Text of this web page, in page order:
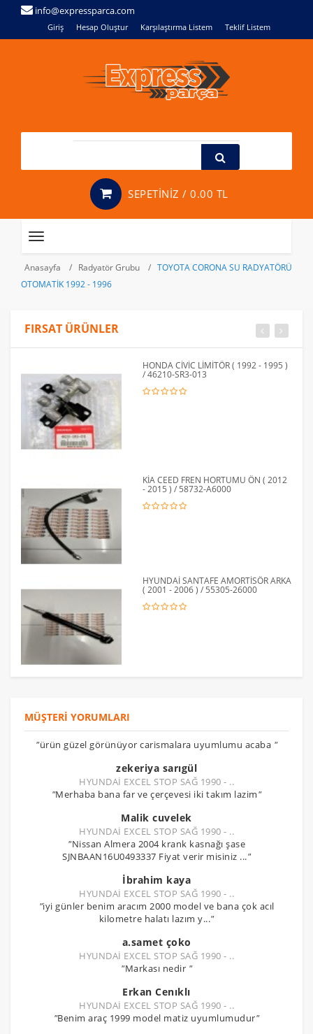
info@expressparca.com
Giriş Hesap Oluştur Karşılaştırma Listem Teklif Listem
SEPETİNİZ / 0.00 TL
Toggle
Anasayfa
Radyatör Grubu
TOYOTA CORONA SU RADYATÖRÜ
OTOMATİK 1992 - 1996
FIRSAT ÜRÜNLER
HONDA CİVİC LİMİTÖR ( 1992 - 1995 )
/ 46210-SR3-013
KİA CEED FREN HORTUMU ÖN ( 2012
- 2015 ) / 58732-A6000
HYUNDAİ SANTAFE AMORTİSÖR ARKA
( 2001 - 2006 ) / 55305-26000
MÜŞTERI YORUMLARI
"ürün güzel görünüyor carismalara uyumlumu acaba "
zekeriya sarıgül
HYUNDAİ EXCEL STOP SAĞ 1990 - ..
"Merhaba bana far ve çerçevesi iki takım lazim"
Malik cuvelek
HYUNDAİ EXCEL STOP SAĞ 1990 - ..
"Nissan Almera 2004 krank kasnağı şase
SJNBAAN16U0493337 Fiyat verir misiniz ..."
İbrahim kaya
HYUNDAİ EXCEL STOP SAĞ 1990 - ..
"iyi günler benim aracım 2000 model ve bana çok acıl
kilometre halatı lazım y..."
a.samet çoko
HYUNDAİ EXCEL STOP SAĞ 1990 - ..
"Markası nedir "
Erkan Cenıklı
HYUNDAİ EXCEL STOP SAĞ 1990 - ..
"Benim araç 1999 model matiz uyumlumudur"